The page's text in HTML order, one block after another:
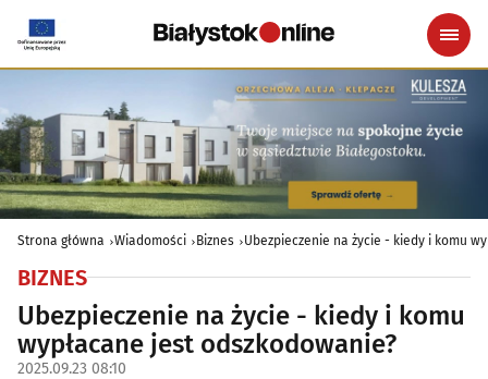
Strona główna Wiadomości Biznes Ubezpieczenie na życie - kiedy i komu
BIZNES
Ubezpieczenie na życie - kiedy i komu
wypłacane jest odszkodowanie?
2025.09.23 08:10